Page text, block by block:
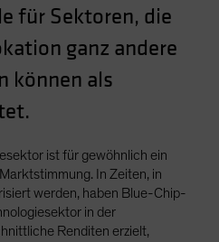
für Sektoren, die
ganz andere
können als
ist für gewöhnlich ein
In Zeiten, in
werden, haben Blue-Chip-
in der
Renditen erzielt,